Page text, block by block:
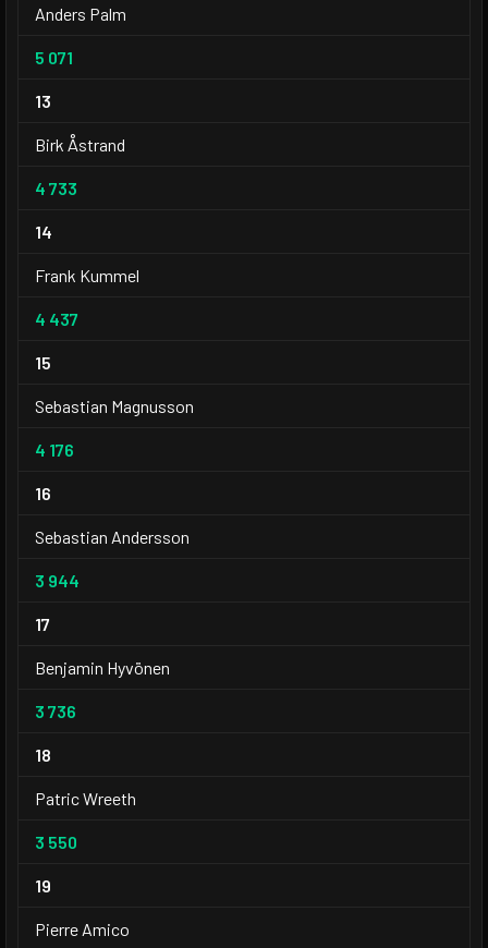
Anders Palm
5 071
13
Birk Åstrand
4 733
14
Frank Kummel
4 437
15
Sebastian Magnusson
4 176
16
Sebastian Andersson
3 944
17
Benjamin Hyvönen
3 736
18
Patric Wreeth
3 550
19
Pierre Amico